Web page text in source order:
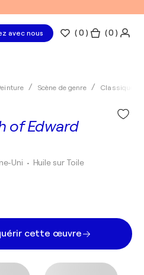
avec nous (0 ) ( 0 )
Scène de genre Classique
of Edward
Uni • Huile sur Toile
cette œuvre